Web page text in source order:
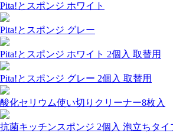
Pita!とスポンジ ホワイト
Pita!とスポンジ グレー
Pita!とスポンジ ホワイト 2個入 取替用
Pita!とスポンジ グレー 2個入 取替用
酸化セリウム使い切りクリーナー8枚入
抗菌キッチンスポンジ 2個入 泡立ちタイ